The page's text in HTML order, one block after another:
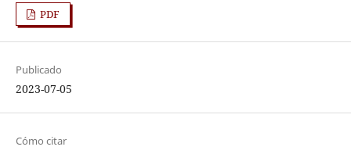
PDF
Publicado
2023-07-05
Cómo citar